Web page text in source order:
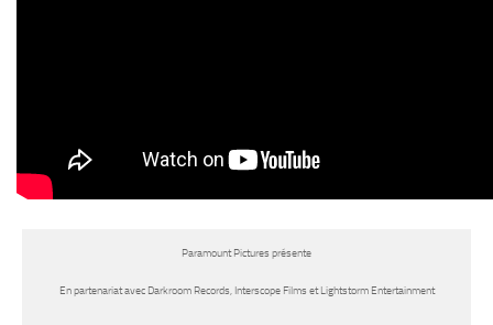
Paramount Pictures présente
En partenariat avec Darkroom Records, Interscope Films et Lightstorm Entertainment